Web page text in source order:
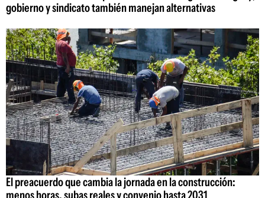
gobierno y sindicato también manejan alternativas
El preacuerdo que cambia la jornada en la construcción:
menos horas, subas reales y convenio hasta 2031